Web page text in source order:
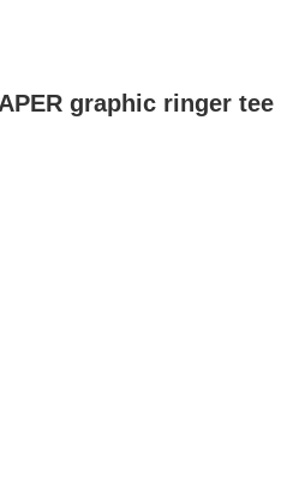
graphic ringer tee